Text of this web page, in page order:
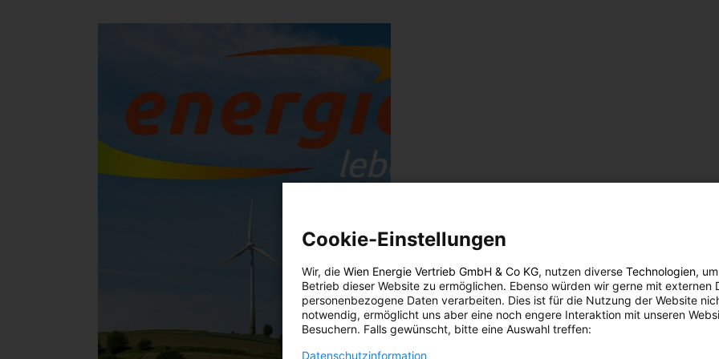
Cookie-Einstellungen
Wir, die Wien Energie Vertrieb GmbH & Co KG, nutzen diverse Technologien,
Betrieb dieser Website zu ermöglichen. Ebenso würden wir gerne mit externen
personenbezogene Daten verarbeiten. Dies ist für die Nutzung der Website
notwendig, ermöglicht uns aber eine noch engere Interaktion mit unseren
Besuchern. Falls gewünscht, bitte eine Auswahl treffen:
Datenschutzinformation